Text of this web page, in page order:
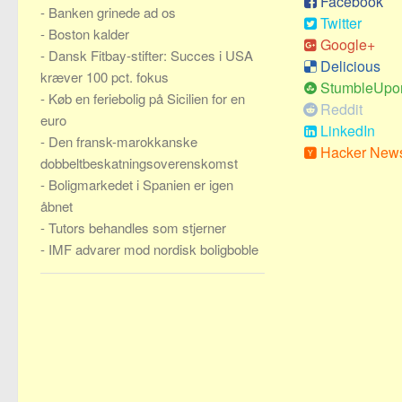
Twitter
Google+
Delicious
Reddit
LinkedIn
Hacker
- Banken grinede ad os
- Boston kalder
- Dansk Fitbay-stifter: Succes i USA
kræver 100 pct. fokus
- Køb en feriebolig på Sicilien for en
euro
- Den fransk-marokkanske
dobbeltbeskatningsoverenskomst
- Boligmarkedet i Spanien er igen
åbnet
-Tutors behandles som stjerner
- IMF advarer mod nordisk boligboble